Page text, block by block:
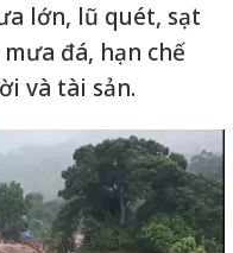
lớn, lũ quét, sạt
đá, hạn chế
và tài sản.